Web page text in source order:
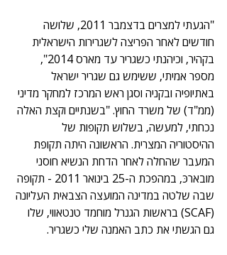
"הגעתי למצרים בדצמבר 2011, שלושה
חודשים לאחר הפריצה לשגרירות הישראלית
בקהיר, וכיהנתי כשגריר עד מארס 2014",
מספר אמיתי, ששימש גם שגריר ישראל
באתיופיה ובקניה וסגן ראש המרכז למחקר מדיני
(ממ"ד) של משרד החוץ. "בשנתיים וקצת האלה
נכחתי, למעשה, בשלוש תקופות של
ההיסטוריה המצרית. הראשונה היתה תקופת
המעבר שהחלה לאחר הדחת הנשיא חוסני
מובארכּ, במהפכת ה-25 בינואר 2011 - תקופה
שבה שלטה במדינה המועצה הצבאית העליונה
(SCAF) בראשות הגנרל מוחמד טנטאווי, שלו
גם הגשתי את כתב האמנה שלי כשגריר.